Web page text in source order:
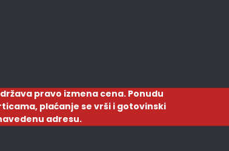
pravo izmena cena. Ponudu
plaćanje se vrši i gotovinski
adresu.